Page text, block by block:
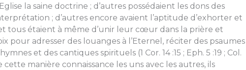
la saine doctrine ; d’autres possédaient les dons des
; d’autres encore avaient l’aptitude d’exhorter et
tous étaient à même d’unir leur cœur dans la prière et
pour adresser des louanges à l’Eternel, réciter des psaumes
et des cantiques spirituels (1 Cor. 14 :15 ; Eph. 5 :19 ; Col.
cette manière connaissance les uns avec les autres, ils